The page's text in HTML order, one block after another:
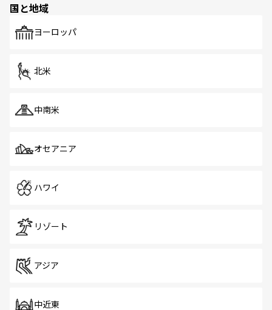
で、ホーカーズは地元の風情を楽しめる外せないスポット
国と地域
ヨーロッパ
北米
中南米
オセアニア
ハワイ
リゾート
アジア
中近東